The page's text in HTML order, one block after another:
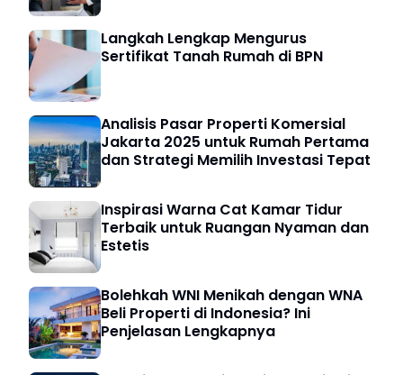
Langkah Lengkap Mengurus
Sertifikat Tanah Rumah di BPN
Analisis Pasar Properti Komersial
Jakarta 2025 untuk Rumah Pertama
dan Strategi Memilih Investasi Tepat
Inspirasi Warna Cat Kamar Tidur
Terbaik untuk Ruangan Nyaman dan
Estetis
Bolehkah WNI Menikah dengan WNA
Beli Properti di Indonesia? Ini
Penjelasan Lengkapnya